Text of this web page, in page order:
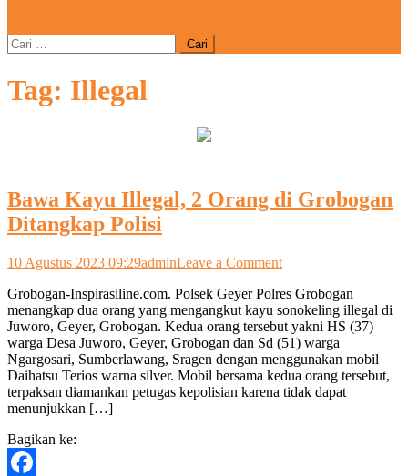
Cari
untuk:
Tag: Illegal
Bawa Kayu Illegal, 2 Orang di Grobogan
Ditangkap Polisi
10 Agustus 2023 09:29adminLeave a Commenton
Kayu
Illegal,
2
Orang
di
Grobogan
Ditangkap
Grobogan-Inspirasiline.com. Polsek Geyer Polres Grobogan
menangkap dua orang yang mengangkut kayu sonokeling illegal di
Juworo, Geyer, Grobogan. Kedua orang tersebut yakni HS (37)
warga Desa Juworo, Geyer, Grobogan dan Sd (51) warga
Ngargosari, Sumberlawang, Sragen dengan menggunakan mobil
Daihatsu Terios warna silver. Mobil bersama kedua orang tersebut,
terpaksan diamankan petugas kepolisian karena tidak dapat
menunjukkan […]
Bagikan ke: